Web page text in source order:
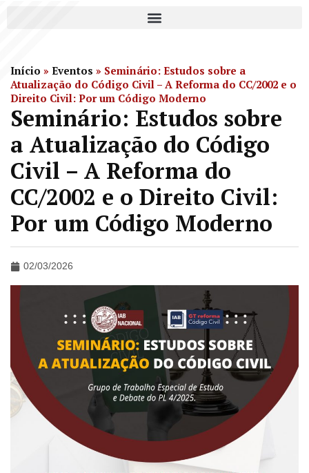
Início » Eventos » Seminário: Estudos sobre a
Atualização do Código Civil – A Reforma do CC/2002 e o
Direito Civil: Por um Código Moderno
Seminário: Estudos sobre
a Atualização do Código
Civil – A Reforma do
CC/2002 e o Direito Civil:
Por um Código Moderno
02/03/2026